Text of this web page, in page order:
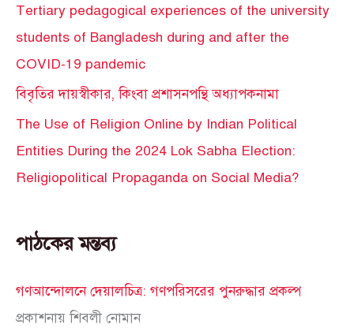
Tertiary pedagogical experiences of the university
students of Bangladesh during and after the
COVID-19 pandemic
বিবৃতির দায়স্বীকার, কিংবা প্রশাসনপন্থি অধ্যাপকনামা
The Use of Religion Online by Indian Political
Entities During the 2024 Lok Sabha Election:
Religiopolitical Propaganda on Social Media?
পাঠকের মন্তব্য
গণআন্দোলনে দেয়ালচিত্র: গণপরিসরের পুনরুদ্ধার প্রকল্প
প্রকাশনায়শিবলী নোমান